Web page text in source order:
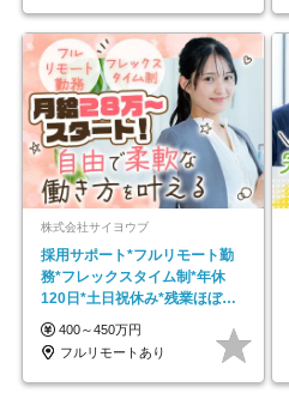
株式会社サイヨウブ
採用サポート*フルリモート勤
務*フレックスタイム制*年休
120日*土日祝休み*残業ほぼな
し*育児中社員8割以上
400～450万円
フルリモートあり